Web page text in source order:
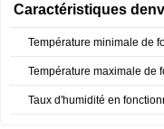
Caractéristiques
Température minimale de
Température maximale de
Taux d'humidité en